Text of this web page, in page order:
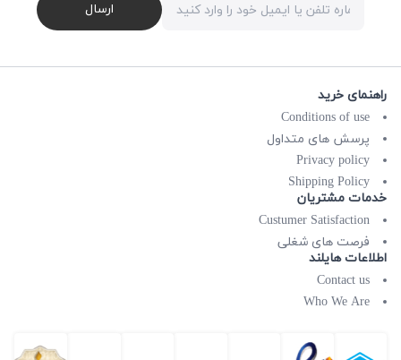
ارسال
راهنمای خرید
Conditions of use
پرسش های متداول
Privacy policy
Shipping Policy
خدمات مشتریان
Custumer Satisfaction
فرصت های شغلی
اطلاعات هایلند
Contact us
Who We Are